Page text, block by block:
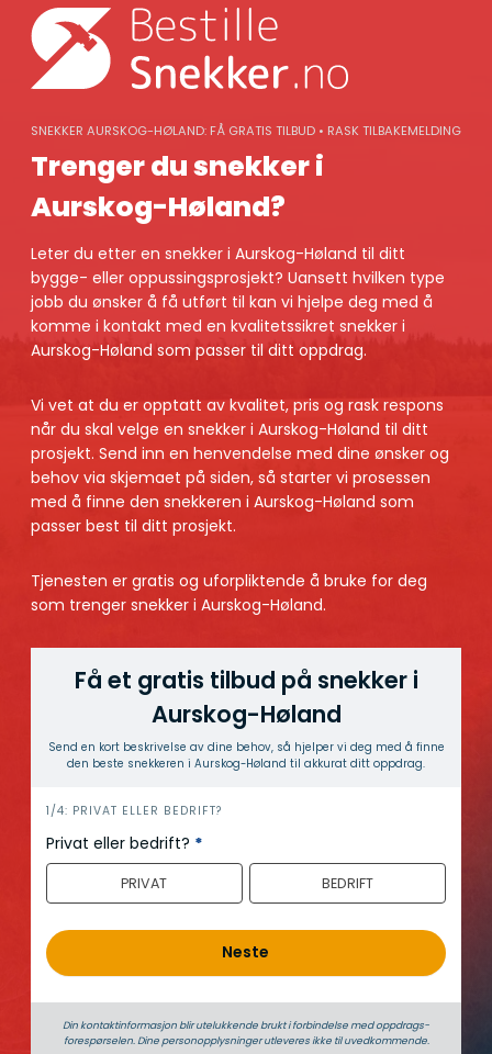
content
SNEKKER AURSKOG-HØLAND: FÅ GRATIS TILBUD • RASK TILBAKEMELDING
Trenger du snekker i
Aurskog-Høland?
Leter du etter en snekker i Aurskog-Høland til ditt
bygge- eller oppussingsprosjekt? Uansett hvilken type
jobb du ønsker å få utført til kan vi hjelpe deg med å
komme i kontakt med en kvalitetssikret snekker i
Aurskog-Høland som passer til ditt oppdrag.
Vi vet at du er opptatt av kvalitet, pris og rask respons
når du skal velge en snekker i Aurskog-Høland til ditt
prosjekt. Send inn en henvendelse med dine ønsker og
behov via skjemaet på siden, så starter vi prosessen
med å finne den snekkeren i Aurskog-Høland som
passer best til ditt prosjekt.
Tjenesten er gratis og uforpliktende å bruke for deg
som trenger snekker i Aurskog-Høland.
Få et gratis tilbud på snekker i
Aurskog-Høland
Send en kort beskrivelse av dine behov, så hjelper vi deg med å finne
den beste snekkeren i Aurskog-Høland til akkurat ditt oppdrag.
h
e
r
1/4: PRIVAT ELLER BEDRIFT?
Privat eller bedrift? *
PRIVAT BEDRIFT
Neste
Din kontaktinformasjon blir utelukkende brukt i forbindelse med oppdrags­
forespørselen. Dine person­­opplysninger utleveres ikke til uvedkommende.